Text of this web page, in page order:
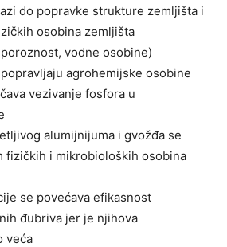
do popravke strukture zemljišta i
osobina zemljišta
vodne osobine)
agrohemijske osobine
vezivanje fosfora u
alumijnijuma i gvožđa se
fizičkih i mikrobioloških osobina
se povećava efikasnost
đubriva jer je njihova
veća